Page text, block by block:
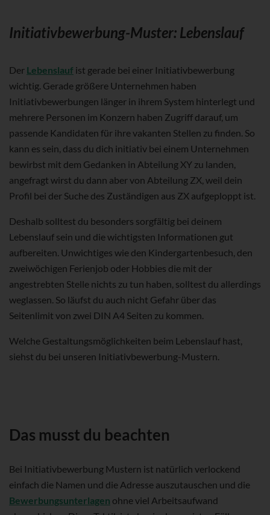
Initiativbewerbung-Muster: Lebenslauf
Der Lebenslauf ist gerade bei einer Initiativbewerbung
wichtig. Gerade größere Unternehmen haben
Initiativbewerbungen länger in ihrem System hinterlegt und
mehrere Personen im Konzern haben Zugriff darauf, um
passende Kandidaten für ihre vakanten Stellen zu finden. So
kann es sein, dass du dich initiativ bei einem Unternehmen
bewirbst mit dem Gedanken in Abteilung XY zu landen,
angefragt wirst du dann aber von Abteilung ZX, weil dein
Profil bei der Suche des Zuständigen aus ZX aufgeploppt ist.
Deshalb solltest du besonders sorgfältig bei deinem
Lebenslauf sein und die wichtigsten Informationen gut
aufbereiten. Unwichtiges wie den Kindergartenbesuch, den
zweiwöchigen Ferienjob oder Hobbies die mit der
angestrebten Stelle nichts zu tun haben, solltest du allerdings
weglassen. So läufst du auch nicht Gefahr über das
Seitenlimit von zwei DIN A4 Seiten zu kommen.
Welche Gestaltungsmöglichkeiten beim Lebenslauf hast,
siehst du bei unseren Initiativbewerbung-Mustern.
Das musst du beachten
Bei Initiativbewerbung Mustern ist natürlich verlockend
einfach die Namen und die Adresse auszutauschen und die
Bewerbungsunterlagen ohne viel Arbeitsaufwand